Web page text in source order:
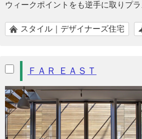
ウィークポイントをも逆手に取りプ
スタイル｜デザイナーズ住宅
ＦＡＲ ＥＡＳＴ